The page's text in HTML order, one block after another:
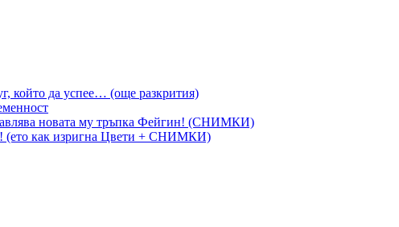
който да успее… (още разкрития)
новата му тръпка Фейгин! (СНИМКИ)
(ето как изригна Цвети + СНИМКИ)